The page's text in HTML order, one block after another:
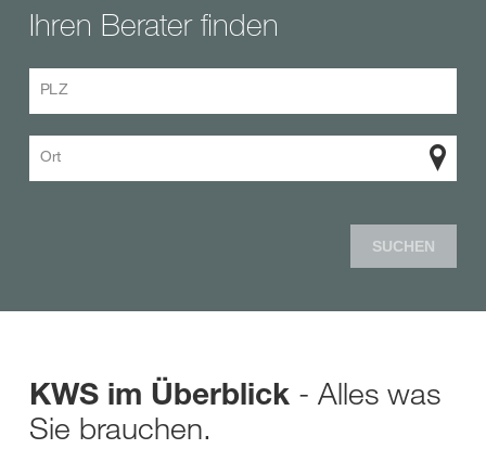
Ihren Berater finden
PLZ
Ort
SUCHEN
KWS im Überblick - Alles was
Sie brauchen.